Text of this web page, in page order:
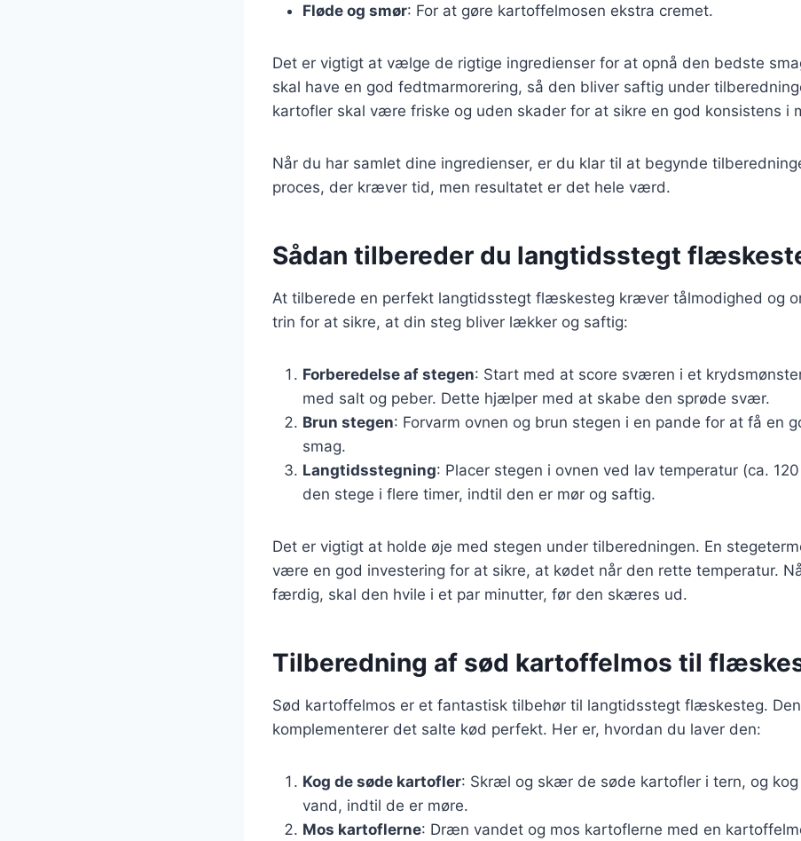
Fløde og smør: For at gøre kartoffelmosen ekstra cremet.
Det er vigtigt at vælge de rigtige ingredienser for at opnå den bedste
skal have en god fedtmarmorering, så den bliver saftig under
kartofler skal være friske og uden skader for at sikre en god konsistens i
Når du har samlet dine ingredienser, er du klar til at begynde
proces, der kræver tid, men resultatet er det hele værd.
Sådan tilbereder du langtidsstegt
At tilberede en perfekt langtidsstegt flæskesteg kræver tålmodighed og
trin for at sikre, at din steg bliver lækker og saftig:
Forberedelse af stegen: Start med at score sværen i et
med salt og peber. Dette hjælper med at skabe den sprøde svær.
Brun stegen: Forvarm ovnen og brun stegen i en pande for at få en
smag.
Langtidsstegning: Placer stegen i ovnen ved lav temperatur (ca.
den stege i flere timer, indtil den er mør og saftig.
Det er vigtigt at holde øje med stegen under tilberedningen. En
være en god investering for at sikre, at kødet når den rette temperatur.
færdig, skal den hvile i et par minutter, før den skæres ud.
Tilberedning af sød kartoffelmos til
Sød kartoffelmos er et fantastisk tilbehør til langtidsstegt flæskesteg.
komplementerer det salte kød perfekt. Her er, hvordan du laver den:
Kog de søde kartofler: Skræl og skær de søde kartofler i tern, og
vand, indtil de er møre.
Mos kartoflerne: Dræn vandet og mos kartoflerne med en